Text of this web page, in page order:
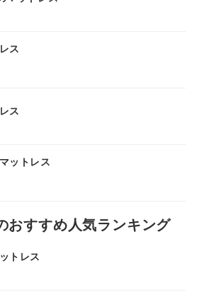
ス
ス
ットレス
おすすめ人気ランキング
トレス